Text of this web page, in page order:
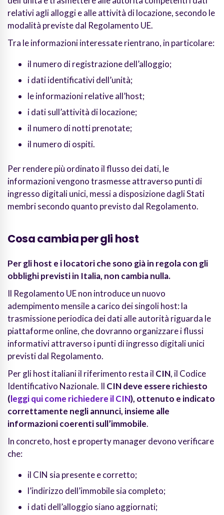
relativi agli alloggi e alle attività di locazione, secondo le
modalità previste dal Regolamento UE.
Tra le informazioni interessate rientrano, in particolare:
il numero di registrazione dell’alloggio;
i dati identificativi dell’unità;
le informazioni relative all’host;
i dati sull’attività di locazione;
il numero di notti prenotate;
il numero di ospiti.
Per rendere più ordinato il flusso dei dati, le
informazioni vengono trasmesse attraverso punti di
ingresso digitali unici, messi a disposizione dagli Stati
membri secondo quanto previsto dal Regolamento.
Cosa cambia per gli host
Per gli host e i locatori che sono già in regola con gli
obblighi previsti in Italia, non cambia nulla.
Il Regolamento UE non introduce un nuovo
adempimento mensile a carico dei singoli host: la
trasmissione periodica dei dati alle autorità riguarda le
piattaforme online, che dovranno organizzare i flussi
informativi attraverso i punti di ingresso digitali unici
previsti dal Regolamento.
Per gli host italiani il riferimento resta il CIN, il Codice
Identificativo Nazionale. Il CIN deve essere richiesto
(leggi qui come richiedere il CIN), ottenuto e indicato
correttamente negli annunci, insieme alle
informazioni coerenti sull’immobile.
In concreto, host e property manager devono verificare
che:
il CIN sia presente e corretto;
l’indirizzo dell’immobile sia completo;
i dati dell’alloggio siano aggiornati;